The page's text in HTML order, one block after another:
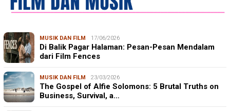
MUSIK DAN FILM 17/06/2026
Di Balik Pagar Halaman: Pesan-Pesan Mendalam
dari Film Fences
MUSIK DAN FILM 23/03/2026
The Gospel of Alfie Solomons: 5 Brutal Truths on
Business, Survival, a…